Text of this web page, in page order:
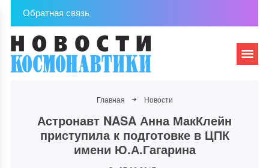
Обратная связь
Главная Новости
Астронавт NASA Анна МакКлейн
приступила к подготовке в ЦПК
имени Ю.А.Гагарина